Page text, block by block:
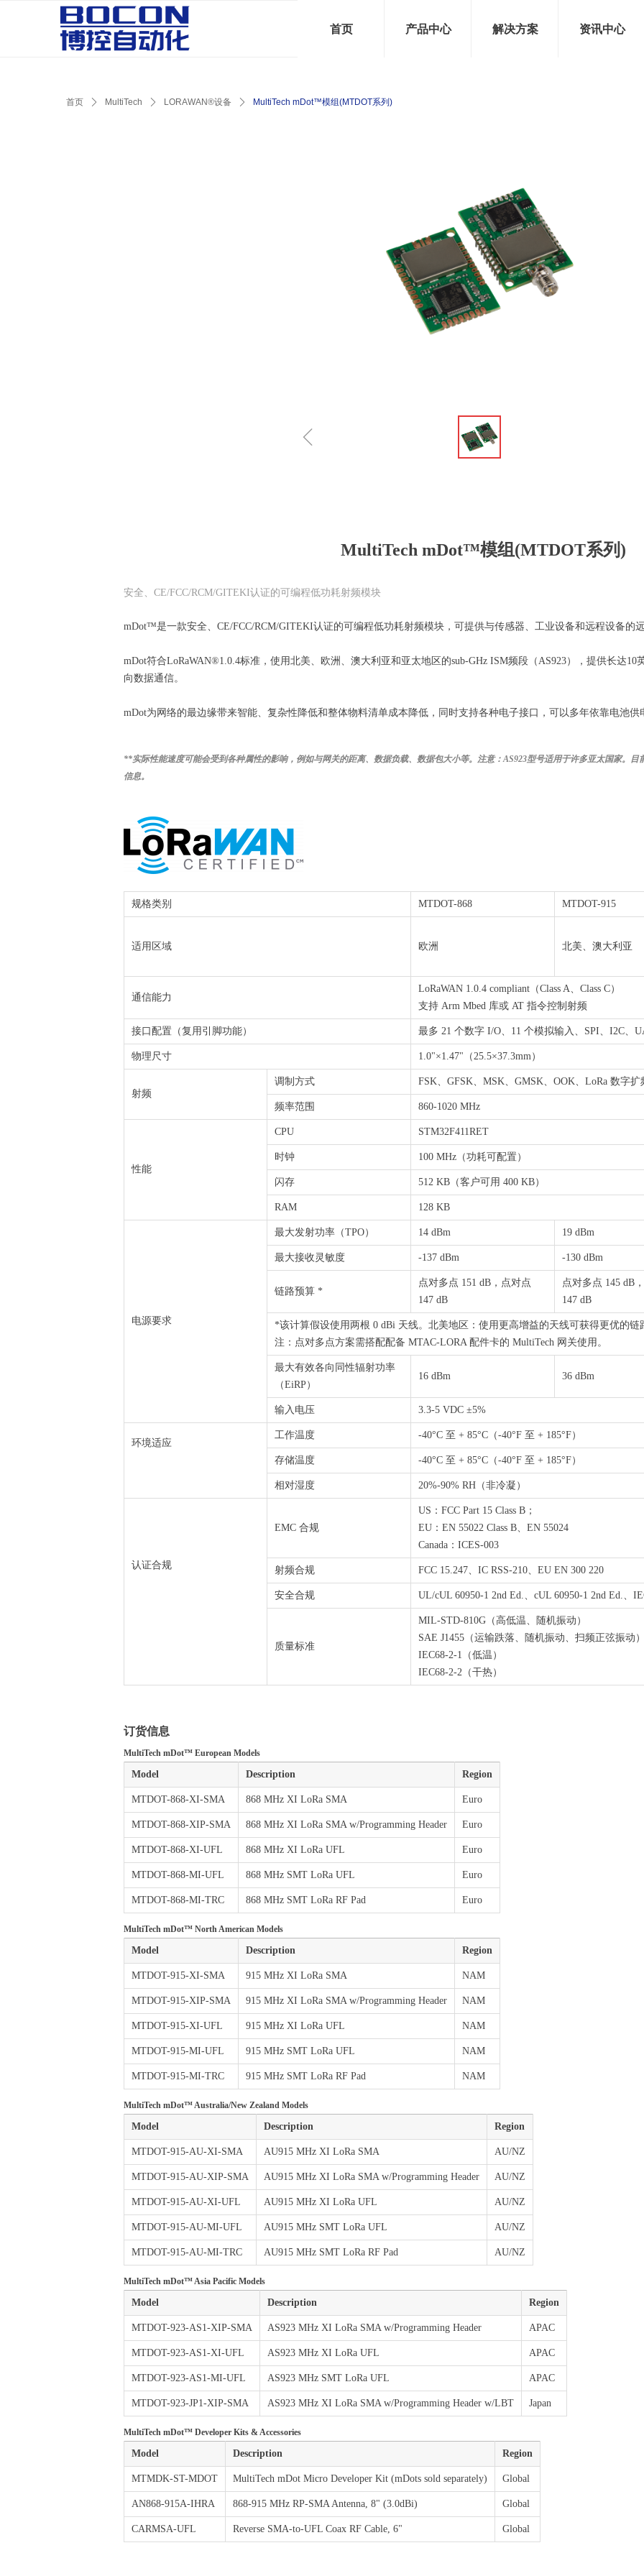
首页 产品中心 解决方案 资讯中心
首页 ꄲ MultiTech ꄲ LORAWAN®设备 ꄲ MultiTech mDot™模组(MTDOT系列)
MultiTech mDot™模组(MTDOT系列)
安全、CE/FCC/RCM/GITEKI认证的可编程低功耗射频模块
mDot™是一款安全、CE/FCC/RCM/GITEKI认证的可编程低功耗射频模块，可提供与传感器、工业设备和远程设备的
mDot符合LoRaWAN®1.0.4标准，使用北美、欧洲、澳大利亚和亚太地区的sub-GHz ISM频段（AS923），提供长达
向数据通信。
mDot为网络的最边缘带来智能、复杂性降低和整体物料清单成本降低，同时支持各种电子接口，可以多年依靠电池供
**实际性能速度可能会受到各种属性的影响，例如与网关的距离、数据负载、数据包大小等。注意：AS923型号适用于许多亚太国家。
信息。
规格类别 MTDOT-868 MTDOT-915
适用区域 欧洲 北美、澳大利亚
通信能力
LoRaWAN 1.0.4 compliant（Class A、Class C）
支持 Arm Mbed 库或 AT 指令控制射频
接口配置（复用引脚功能） 最多 21 个数字 I/O、11 个模拟输入、SPI、I2C、
物理尺寸 1.0"×1.47"（25.5×37.3mm）
射频
调制方式 FSK、GFSK、MSK、GMSK、OOK、LoRa 数字扩
频率范围 860-1020 MHz
性能
CPU STM32F411RET
时钟 100 MHz（功耗可配置）
闪存 512 KB（客户可用 400 KB）
RAM 128 KB
电源要求
最大发射功率（TPO） 14 dBm 19 dBm
最大接收灵敏度 -137 dBm -130 dBm
链路预算 *
点对多点 151 dB，点对点
147 dB
点对多点 145 dB
147 dB
*该计算假设使用两根 0 dBi 天线。北美地区：使用更高增益的天线可获得更优的
注：点对多点方案需搭配配备 MTAC-LORA 配件卡的 MultiTech 网关使用。
最大有效各向同性辐射功率
（EiRP）
16 dBm 36 dBm
输入电压 3.3-5 VDC ±5%
环境适应
工作温度 -40°C 至 + 85°C（-40°F 至 + 185°F）
存储温度 -40°C 至 + 85°C（-40°F 至 + 185°F）
相对湿度 20%-90% RH（非冷凝）
认证合规
EMC 合规
US：FCC Part 15 Class B；
EU：EN 55022 Class B、EN 55024
Canada：ICES-003
射频合规 FCC 15.247、IC RSS-210、EU EN 300 220
安全合规 UL/cUL 60950-1 2nd Ed.、cUL 60950-1 2nd Ed.、
质量标准
MIL-STD-810G（高低温、随机振动）
SAE J1455（运输跌落、随机振动、扫频正弦振动
IEC68-2-1（低温）
IEC68-2-2（干热）
订货信息
MultiTech mDot™ European Models
Model Description Region
MTDOT-868-XI-SMA 868 MHz XI LoRa SMA Euro
MTDOT-868-XIP-SMA 868 MHz XI LoRa SMA w/Programming Header Euro
MTDOT-868-XI-UFL 868 MHz XI LoRa UFL Euro
MTDOT-868-MI-UFL 868 MHz SMT LoRa UFL Euro
MTDOT-868-MI-TRC 868 MHz SMT LoRa RF Pad Euro
MultiTech mDot™ North American Models
Model Description Region
MTDOT-915-XI-SMA 915 MHz XI LoRa SMA NAM
MTDOT-915-XIP-SMA 915 MHz XI LoRa SMA w/Programming Header NAM
MTDOT-915-XI-UFL 915 MHz XI LoRa UFL NAM
MTDOT-915-MI-UFL 915 MHz SMT LoRa UFL NAM
MTDOT-915-MI-TRC 915 MHz SMT LoRa RF Pad NAM
MultiTech mDot™ Australia/New Zealand Models
Model Description Region
MTDOT-915-AU-XI-SMA AU915 MHz XI LoRa SMA AU/NZ
MTDOT-915-AU-XIP-SMA AU915 MHz XI LoRa SMA w/Programming Header AU/NZ
MTDOT-915-AU-XI-UFL AU915 MHz XI LoRa UFL AU/NZ
MTDOT-915-AU-MI-UFL AU915 MHz SMT LoRa UFL AU/NZ
MTDOT-915-AU-MI-TRC AU915 MHz SMT LoRa RF Pad AU/NZ
MultiTech mDot™ Asia Pacific Models
Model Description Region
MTDOT-923-AS1-XIP-SMA AS923 MHz XI LoRa SMA w/Programming Header APAC
MTDOT-923-AS1-XI-UFL AS923 MHz XI LoRa UFL APAC
MTDOT-923-AS1-MI-UFL AS923 MHz SMT LoRa UFL APAC
MTDOT-923-JP1-XIP-SMA AS923 MHz XI LoRa SMA w/Programming Header w/LBT Japan
MultiTech mDot™ Developer Kits & Accessories
Model Description Region
MTMDK-ST-MDOT MultiTech mDot Micro Developer Kit (mDots sold separately) Global
AN868-915A-IHRA 868-915 MHz RP-SMA Antenna, 8" (3.0dBi) Global
CARMSA-UFL Reverse SMA-to-UFL Coax RF Cable, 6" Global
ꁆ